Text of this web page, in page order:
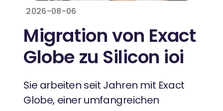
2026-08-06
Migration von Exact
Globe zu Silicon ioi
Sie arbeiten seit Jahren mit Exact
Globe, einer umfangreichen